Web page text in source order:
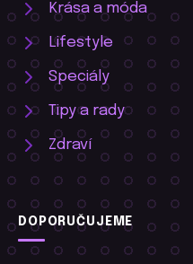
Krása a móda
Lifestyle
Speciály
Tipy a rady
Zdraví
DOPORUČUJEME